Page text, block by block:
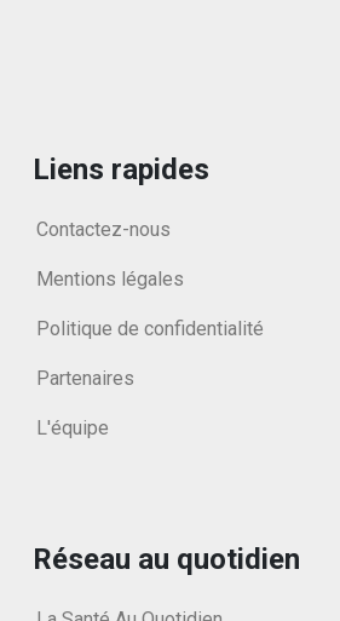
Liens rapides
Contactez-nous
Mentions légales
Politique de confidentialité
Partenaires
L'équipe
Réseau au quotidien